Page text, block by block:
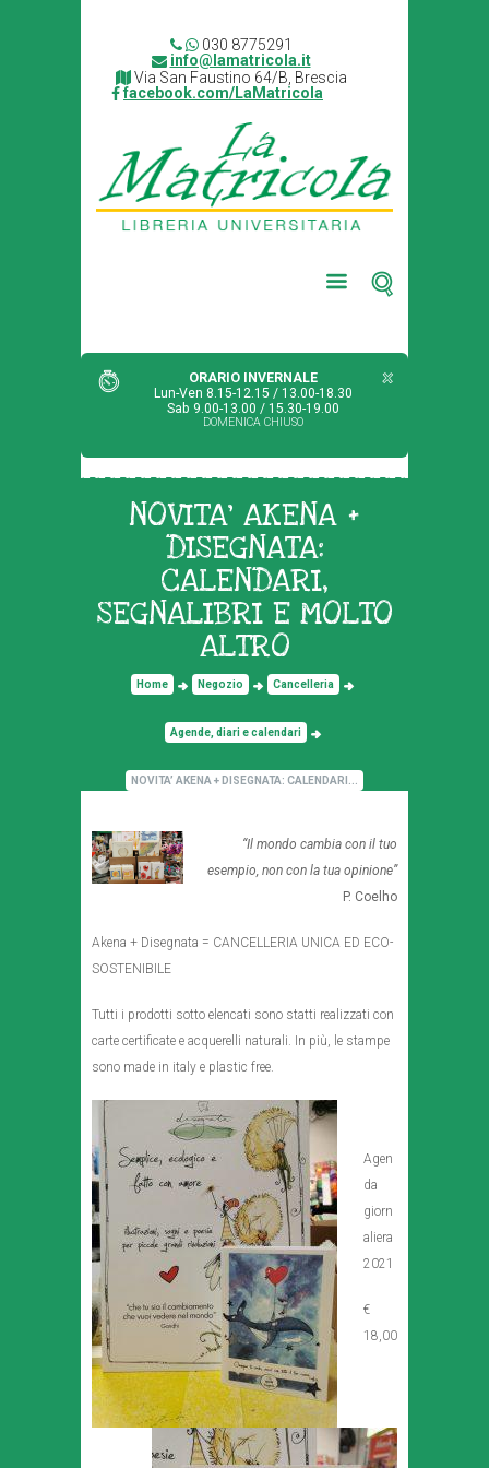
030 8775291
info@lamatricola.it
Via San Faustino 64/B, Brescia
facebook.com/LaMatricola
ORARIO INVERNALE
Lun-Ven 8.15-12.15 / 13.00-18.30
Sab 9.00-13.00 / 15.30-19.00
DOMENICA CHIUSO
NOVITA’ AKENA +
DISEGNATA:
CALENDARI,
SEGNALIBRI E MOLTO
ALTRO
Home Negozio Cancelleria
Agende, diari e calendari
NOVITA’ AKENA + DISEGNATA: CALENDARI...
“Il mondo cambia con il tuo
esempio, non con la tua opinione”
P. Coelho
Akena + Disegnata = CANCELLERIA UNICA ED ECO-
SOSTENIBILE
Tutti i prodotti sotto elencati sono statti realizzati con
carte certificate e acquerelli naturali. In più, le stampe
sono made in italy e plastic free.
Agen
da
giorn
aliera
2021
€
18,00